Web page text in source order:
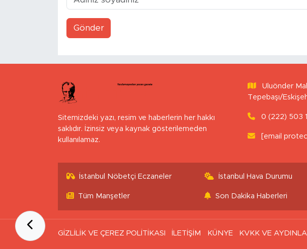
Gönder
Sitemizdeki yazı, resim ve haberlerin her hakkı
saklıdır. İzinsiz veya kaynak gösterilemeden
kullanılamaz.
Uluönder
Tepebaşı/
0 (222) 503
[email
İstanbul Nöbetçi Eczaneler İstanbul Hava Durumu
Tüm Manşetler Son Dakika Haberleri
GİZLİLİK VE ÇEREZ POLİTİKASI İLETİŞİM KÜNYE KVKK VE